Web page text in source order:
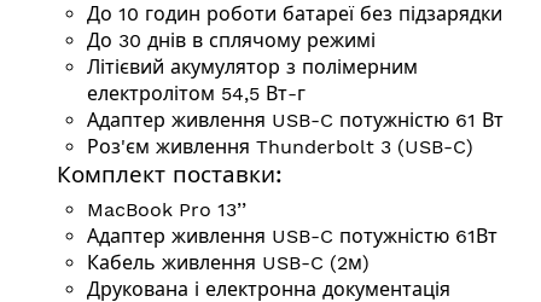
До 10 годин роботи батареї без підзарядки
До 30 днів в сплячому режимі
Літієвий акумулятор з полімерним
електролітом 54,5 Вт-г
Адаптер живлення USB-C потужністю 61 Вт
Роз'єм живлення Thunderbolt 3 (USB-C)
Комплект поставки:
MacBook Pro 13’’
Адаптер живлення USB-C потужністю 61Вт
Кабель живлення USB-C (2м)
Друкована і електронна документація